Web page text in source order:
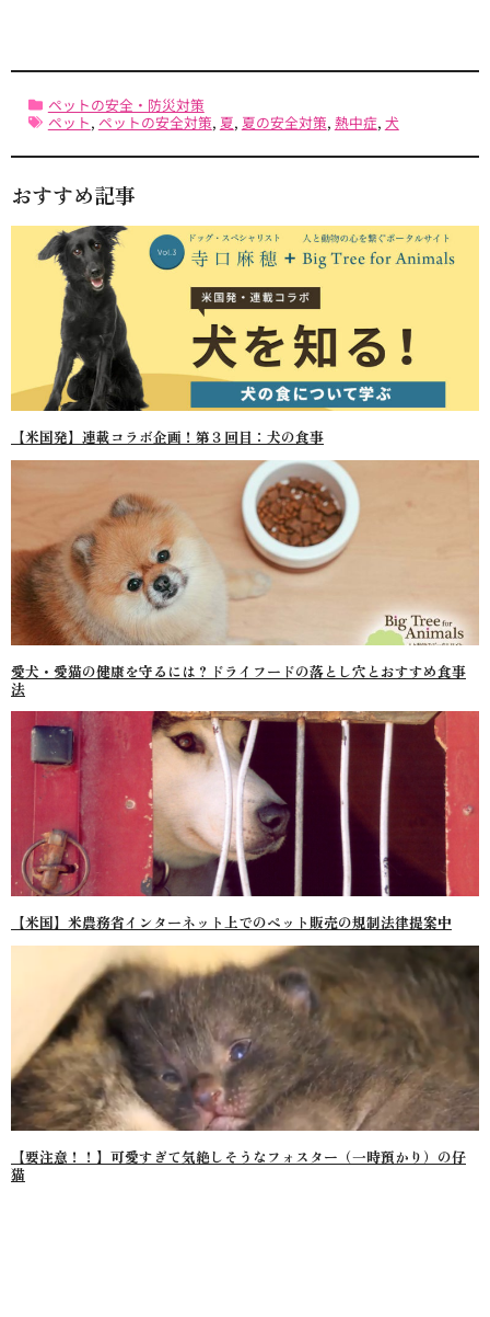
ペットの安全・防災対策
ペット, ペットの安全対策, 夏, 夏の安全対策, 熱中症, 犬
おすすめ記事
【米国発】連載コラボ企画！第３回目：犬の食事
愛犬・愛猫の健康を守るには？ドライフードの落とし穴とおすすめ食事
法
【米国】米農務省インターネット上でのペット販売の規制法律提案中
【要注意！！】可愛すぎて気絶しそうなフォスター（一時預かり）の仔
猫